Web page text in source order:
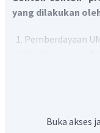
yang dilakukan
Pemberdayaan
Promosi dan
Pelatihan dan
Buka akses